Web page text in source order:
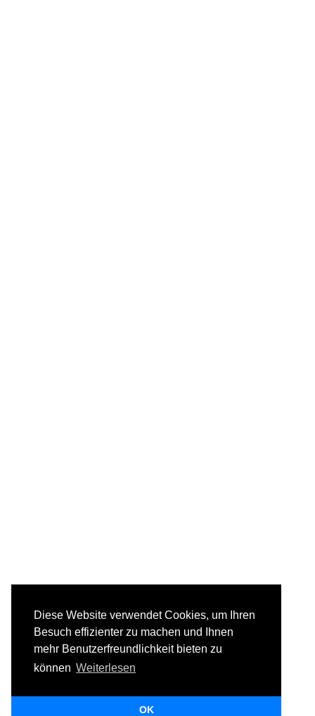
Diese Website verwendet Cookies, um Ihren
Besuch effizienter zu machen und Ihnen
mehr Benutzerfreundlichkeit bieten zu
können Weiterlesen
OK